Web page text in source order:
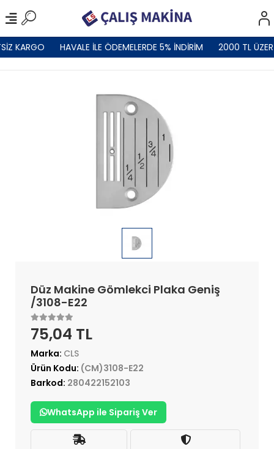
KARGO HAVALE İLE ÖDEMELERDE 5% İNDİRİM 2000 TL
Düz Makine Gömlekci Plaka Geniş
/3108-E22
75,04 TL
Marka: CLS
Ürün Kodu: (CM)3108-E22
Barkod: 280422152103
WhatsApp ile Sipariş Ver